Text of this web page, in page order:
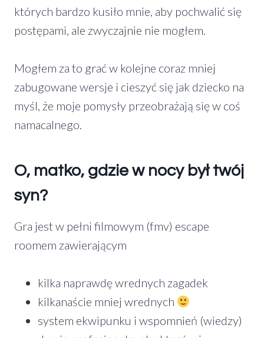
których bardzo kusiło mnie, aby pochwalić się
postępami, ale zwyczajnie nie mogłem.
Mogłem za to grać w kolejne coraz mniej
zabugowane wersje i cieszyć się jak dziecko na
myśl, że moje pomysły przeobrażają się w coś
namacalnego.
O, matko, gdzie w nocy był twój
syn?
Gra jest w pełni filmowym (fmv) escape
roomem zawierającym
kilka naprawdę wrednych zagadek
kilkanaście mniej wrednych
system ekwipunku i wspomnień (wiedzy)